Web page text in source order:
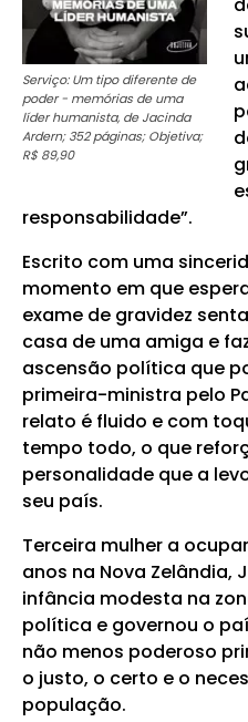
Serviço: Um tipo diferente de
poder - memórias de uma
líder humanista, de Jacinda
Ardern; 352 páginas; Objetiva;
R$ 89,90
responsabilidade”.
Escrito com uma
momento em que
exame de gravidez
casa de uma amiga e
ascensão política que
primeira-ministra pelo
relato é fluido e com
tempo todo, o que
personalidade que a
seu país.
Terceira mulher a
anos na Nova Zelândia,
infância modesta na
política e governou o
não menos poderoso
o justo, o certo e o
população.